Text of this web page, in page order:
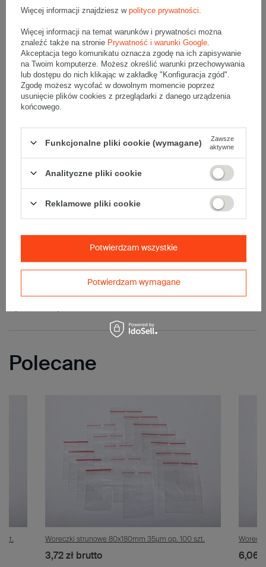
Materiał :
• Kolor:Transparentne
Dodatkowe:
• producent:PLAST
• Jednostka:Woreczek 100 szt.
Woreczki strunowe to idealne rozwiązanie do segregowania i
przechowywania małych przedmiotów. Wykonane z mocnej folii
"Strunówki" cechują się wysoką wytrzymałością, posiadają mocny
zamek strunowy, wypukły czerwony pasek ułatwiający otwieranie
Torebki strunowe są dopuszczone do kontaktu z żywnością.
Opinie (0)
Polecane
szt. Woreczki strunowe 80x180mm 35µm op. 100 szt.
3,72 złbrutto 6,06
Więcej informacji znajdziesz w polityce prywatności
Więcej informacji na temat warunków i prywatności można
znaleźć także na stronie Prywatność i warunki Google
Akceptacja tego komunikatu oznacza zgodę na ich zapisywanie
na Twoim komputerze. Możesz określić warunki przechowywania
lub dostępu do nich klikając w zakładkę "Konfiguracja zgód".
Zgodę możesz wycofać w dowolnym momencie poprzez
usunięcie plików cookies z przeglądarki z danego urządzenia
końcowego.
Funkcjonalne pliki cookie (wymagane)
Zawsze
aktywne
Analityczne pliki cookie
Reklamowe pliki cookie
Potwierdzam wymagane
Potwierdzam wszystkie